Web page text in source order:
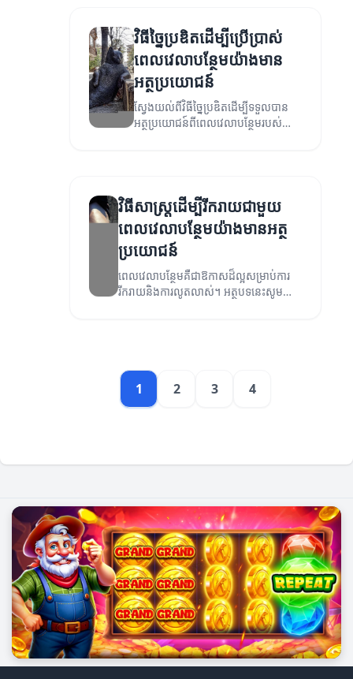
វិធីច្នៃប្រឌិតដើម្បីប្រើប្រាស់
ពេលវេលាបន្ថែមយ៉ាងមាន
អត្ថប្រយោជន៍
ស្វែងយល់ពីវិធីច្នៃប្រឌិតដើម្បីទទួលបាន
អត្ថប្រយោជន៍ពីពេលវេលាបន្ថែមរបស់
វិធីសាស្ត្រដើម្បីរីករាយជាមួយ
ពេលវេលាបន្ថែមយ៉ាងមានអត្ថ
ប្រយោជន៍
ពេលវេលាបន្ថែមគឺជាឱកាសដ៏ល្អសម្រាប់ការ
រីករាយនិងការលូតលាស់។ អត្ថបទនេះសូម
1 2 3 4